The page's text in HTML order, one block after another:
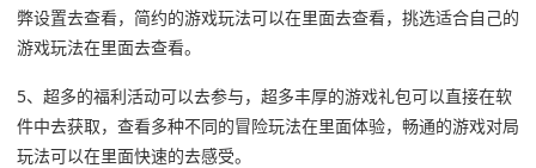
弊设置去查看，简约的游戏玩法可以在里面去查看，挑选适合自己的
游戏玩法在里面去查看。
5、超多的福利活动可以去参与，超多丰厚的游戏礼包可以直接在软
件中去获取，查看多种不同的冒险玩法在里面体验，畅通的游戏对局
玩法可以在里面快速的去感受。